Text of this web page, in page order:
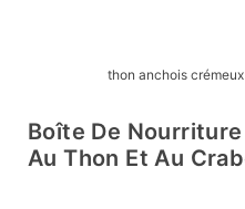
thon anchois
Boîte De
Au Thon Et Au